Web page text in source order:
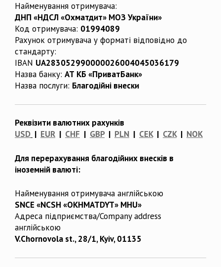
Найменування отримувача:
ДНП «НДСЛ «Охматдит» МОЗ України»
Код отримувача: 01994089
Рахунок отримувача у форматі відповідно до
стандарту:
IBAN UA283052990000026004045036179
Назва банку: АТ КБ «ПриватБанк»
Назва послуги: Благодійні внески
Реквізити валютних рахунків
USD | EUR | CHF | GBP| PLN | CEK| CZK| NOK
Для перерахування благодійних внесків в
іноземній валюті:
Найменування отримувача англійською
SNCE «NCSH «OKHMATDYT» MHU»
Адреса підприємства/Company address
англійською
V.Chornovola st., 28/1, Kyiv, 01135